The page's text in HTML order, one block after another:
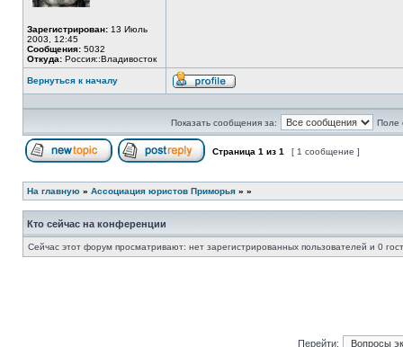
Зарегистрирован: 13 Июль
2003, 12:45
Сообщения: 5032
Откуда: Россия::Владивосток
Вернуться к началу
Профиль
Показать сообщения за: Поле
Страница 1 из 1 [ 1 сообщение ]
На главную » Ассоциация юристов Приморья » »
Кто сейчас на конференции
Сейчас этот форум просматривают: нет зарегистрированных пользователей и 0
Перейти: